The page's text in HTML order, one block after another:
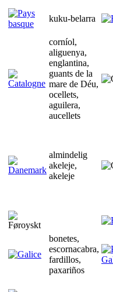
kuku-belarra
corníol,
aliguenya,
englantina,
guants de la
mare de Déu,
ocellets,
aguilera,
aucellets
almindelig
akeleje,
akeleje
bonetes,
escornacabra,
fardillos,
paxariños